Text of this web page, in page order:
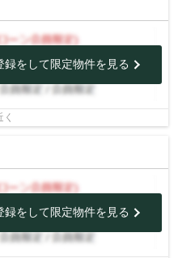
録をして限定物件を見る
録をして限定物件を見る